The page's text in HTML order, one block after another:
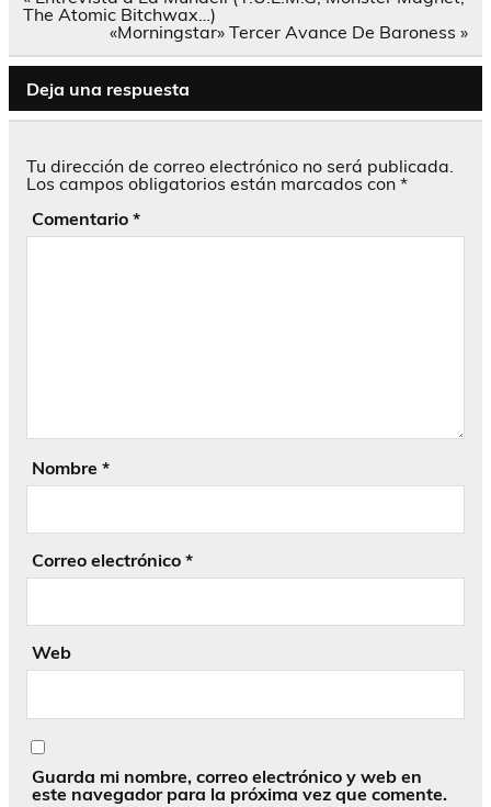
de
The Atomic Bitchwax…)
«Morningstar» Tercer Avance De Baroness »
Deja una respuesta
Tu dirección de correo electrónico no será publicada.
Los campos obligatorios están marcados con *
Comentario *
Nombre *
Correo electrónico *
Web
Guarda mi nombre, correo electrónico y web en
este navegador para la próxima vez que comente.